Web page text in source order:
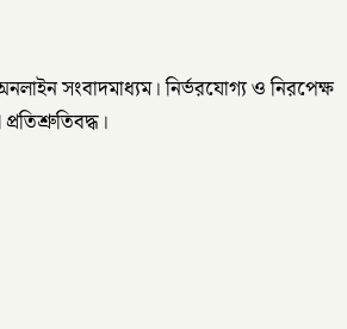
অনলাইন সংবাদমাধ্যম। নির্ভরযোগ্য ও নিরপেক্ষ